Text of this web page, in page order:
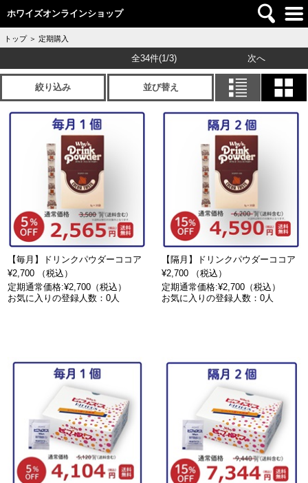
ホワイズオンラインショップ
トップ ＞ 定期購入
全34件(1/3) 次へ
絞り込み 並び替え
【毎月】ドリンクパウダーココア
¥2,700 （税込）
定期通常価格:¥2,700（税込）
お気に入りの登録人数：0人
【隔月】ドリンクパウダーココア
¥2,700 （税込）
定期通常価格:¥2,700（税込）
お気に入りの登録人数：0人